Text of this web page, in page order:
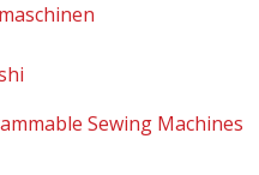
Sewing Machines